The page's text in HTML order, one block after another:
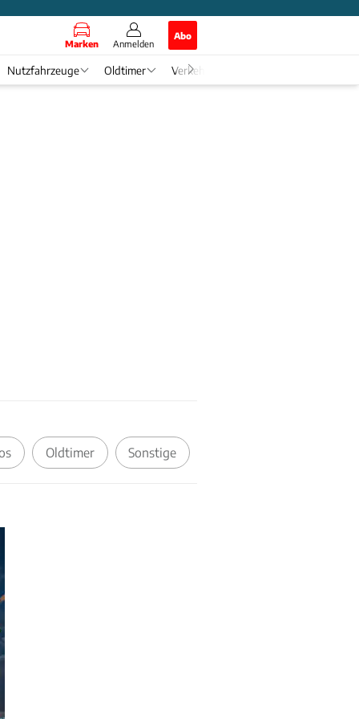
Marken Anmelden
Abo
Nutzfahrzeuge Oldtimer Verkehr
Oldtimer Sonstige